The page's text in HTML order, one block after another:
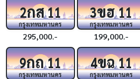
2กส11
กรุงเทพมหานคร
295,000.-
3ขฮ11
กรุงเทพมหานคร
199,000.-
9กถ11
กรุงเทพมหานคร
4ขฉ11
กรุงเทพมหานคร